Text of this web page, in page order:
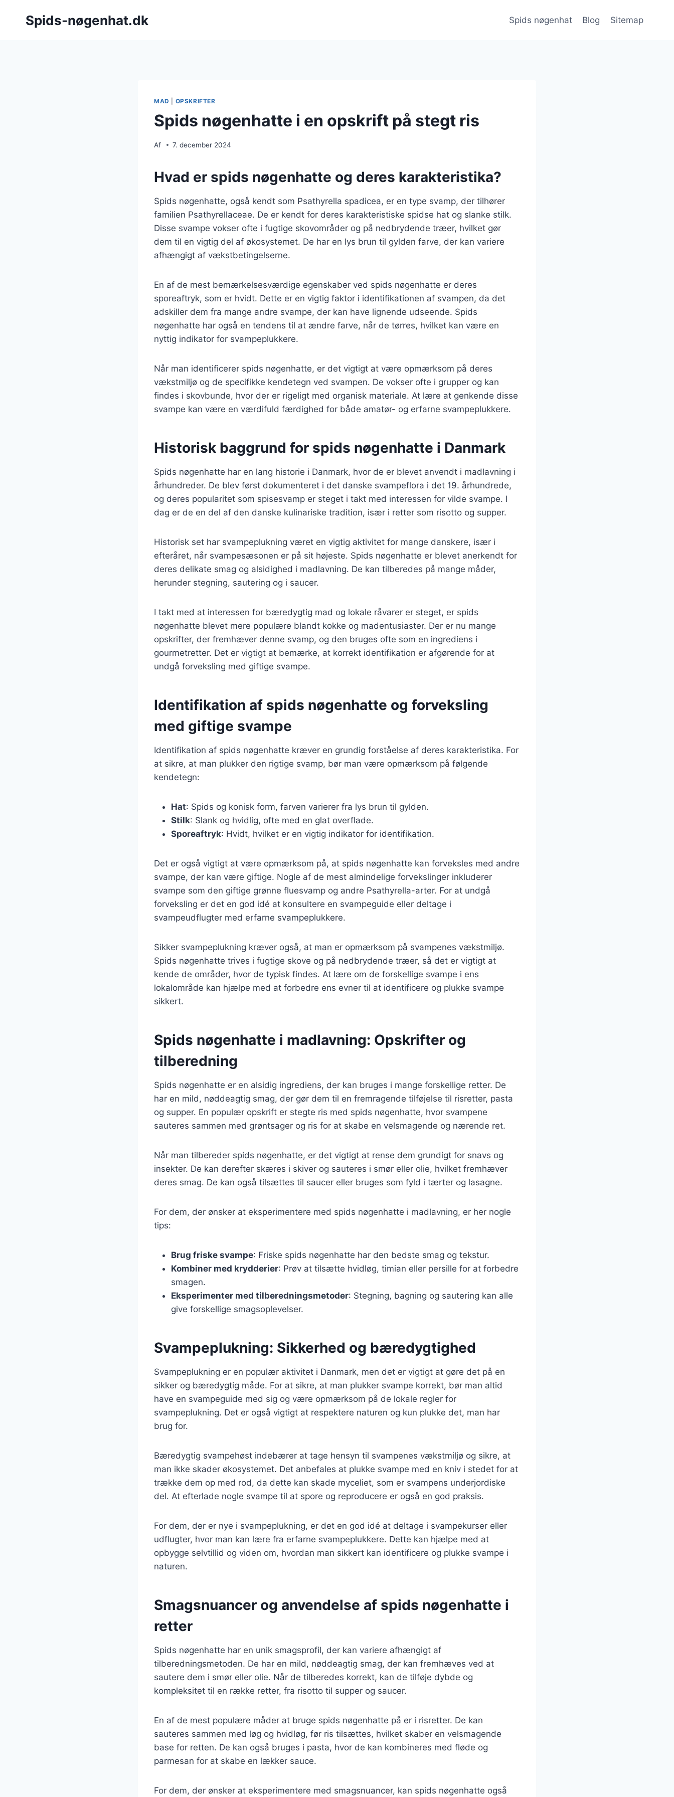
Spids-nøgenhat.dk Spids nøgenhat Blog Sitemap
MAD OPSKRIFTER
Spids nøgenhatte i en opskrift på stegt ris
Af 7. december 2024
Hvad er spids nøgenhatte og deres karakteristika?
Spids nøgenhatte, også kendt som Psathyrella spadicea, er en type svamp, der tilhører
familien Psathyrellaceae. De er kendt for deres karakteristiske spidse hat og slanke stilk.
Disse svampe vokser ofte i fugtige skovområder og på nedbrydende træer, hvilket gør
dem til en vigtig del af økosystemet. De har en lys brun til gylden farve, der kan variere
afhængigt af vækstbetingelserne.
En af de mest bemærkelsesværdige egenskaber ved spids nøgenhatte er deres
sporeaftryk, som er hvidt. Dette er en vigtig faktor i identifikationen af svampen, da det
adskiller dem fra mange andre svampe, der kan have lignende udseende. Spids
nøgenhatte har også en tendens til at ændre farve, når de tørres, hvilket kan være en
nyttig indikator for svampeplukkere.
Når man identificerer spids nøgenhatte, er det vigtigt at være opmærksom på deres
vækstmiljø og de specifikke kendetegn ved svampen. De vokser ofte i grupper og kan
findes i skovbunde, hvor der er rigeligt med organisk materiale. At lære at genkende disse
svampe kan være en værdifuld færdighed for både amatør- og erfarne svampeplukkere.
Historisk baggrund for spids nøgenhatte i Danmark
Spids nøgenhatte har en lang historie i Danmark, hvor de er blevet anvendt i madlavning i
århundreder. De blev først dokumenteret i det danske svampeflora i det 19. århundrede,
og deres popularitet som spisesvamp er steget i takt med interessen for vilde svampe. I
dag er de en del af den danske kulinariske tradition, især i retter som risotto og supper.
Historisk set har svampeplukning været en vigtig aktivitet for mange danskere, især i
efteråret, når svampesæsonen er på sit højeste. Spids nøgenhatte er blevet anerkendt for
deres delikate smag og alsidighed i madlavning. De kan tilberedes på mange måder,
herunder stegning, sautering og i saucer.
I takt med at interessen for bæredygtig mad og lokale råvarer er steget, er spids
nøgenhatte blevet mere populære blandt kokke og madentusiaster. Der er nu mange
opskrifter, der fremhæver denne svamp, og den bruges ofte som en ingrediens i
gourmetretter. Det er vigtigt at bemærke, at korrekt identifikation er afgørende for at
undgå forveksling med giftige svampe.
Identifikation af spids nøgenhatte og forveksling
med giftige svampe
Identifikation af spids nøgenhatte kræver en grundig forståelse af deres karakteristika. For
at sikre, at man plukker den rigtige svamp, bør man være opmærksom på følgende
kendetegn:
Hat: Spids og konisk form, farven varierer fra lys brun til gylden.
Stilk: Slank og hvidlig, ofte med en glat overflade.
Sporeaftryk: Hvidt, hvilket er en vigtig indikator for identifikation.
Det er også vigtigt at være opmærksom på, at spids nøgenhatte kan forveksles med andre
svampe, der kan være giftige. Nogle af de mest almindelige forvekslinger inkluderer
svampe som den giftige grønne fluesvamp og andre Psathyrella-arter. For at undgå
forveksling er det en god idé at konsultere en svampeguide eller deltage i
svampeudflugter med erfarne svampeplukkere.
Sikker svampeplukning kræver også, at man er opmærksom på svampenes vækstmiljø.
Spids nøgenhatte trives i fugtige skove og på nedbrydende træer, så det er vigtigt at
kende de områder, hvor de typisk findes. At lære om de forskellige svampe i ens
lokalområde kan hjælpe med at forbedre ens evner til at identificere og plukke svampe
sikkert.
Spids nøgenhatte i madlavning: Opskrifter og
tilberedning
Spids nøgenhatte er en alsidig ingrediens, der kan bruges i mange forskellige retter. De
har en mild, nøddeagtig smag, der gør dem til en fremragende tilføjelse til risretter, pasta
og supper. En populær opskrift er stegte ris med spids nøgenhatte, hvor svampene
sauteres sammen med grøntsager og ris for at skabe en velsmagende og nærende ret.
Når man tilbereder spids nøgenhatte, er det vigtigt at rense dem grundigt for snavs og
insekter. De kan derefter skæres i skiver og sauteres i smør eller olie, hvilket fremhæver
deres smag. De kan også tilsættes til saucer eller bruges som fyld i tærter og lasagne.
For dem, der ønsker at eksperimentere med spids nøgenhatte i madlavning, er her nogle
tips:
Brug friske svampe: Friske spids nøgenhatte har den bedste smag og tekstur.
Kombiner med krydderier: Prøv at tilsætte hvidløg, timian eller persille for at forbedre
smagen.
Eksperimenter med tilberedningsmetoder: Stegning, bagning og sautering kan alle
give forskellige smagsoplevelser.
Svampeplukning: Sikkerhed og bæredygtighed
Svampeplukning er en populær aktivitet i Danmark, men det er vigtigt at gøre det på en
sikker og bæredygtig måde. For at sikre, at man plukker svampe korrekt, bør man altid
have en svampeguide med sig og være opmærksom på de lokale regler for
svampeplukning. Det er også vigtigt at respektere naturen og kun plukke det, man har
brug for.
Bæredygtig svampehøst indebærer at tage hensyn til svampenes vækstmiljø og sikre, at
man ikke skader økosystemet. Det anbefales at plukke svampe med en kniv i stedet for at
trække dem op med rod, da dette kan skade myceliet, som er svampens underjordiske
del. At efterlade nogle svampe til at spore og reproducere er også en god praksis.
For dem, der er nye i svampeplukning, er det en god idé at deltage i svampekurser eller
udflugter, hvor man kan lære fra erfarne svampeplukkere. Dette kan hjælpe med at
opbygge selvtillid og viden om, hvordan man sikkert kan identificere og plukke svampe i
naturen.
Smagsnuancer og anvendelse af spids nøgenhatte i
retter
Spids nøgenhatte har en unik smagsprofil, der kan variere afhængigt af
tilberedningsmetoden. De har en mild, nøddeagtig smag, der kan fremhæves ved at
sautere dem i smør eller olie. Når de tilberedes korrekt, kan de tilføje dybde og
kompleksitet til en række retter, fra risotto til supper og saucer.
En af de mest populære måder at bruge spids nøgenhatte på er i risretter. De kan
sauteres sammen med løg og hvidløg, før ris tilsættes, hvilket skaber en velsmagende
base for retten. De kan også bruges i pasta, hvor de kan kombineres med fløde og
parmesan for at skabe en lækker sauce.
For dem, der ønsker at eksperimentere med smagsnuancer, kan spids nøgenhatte også